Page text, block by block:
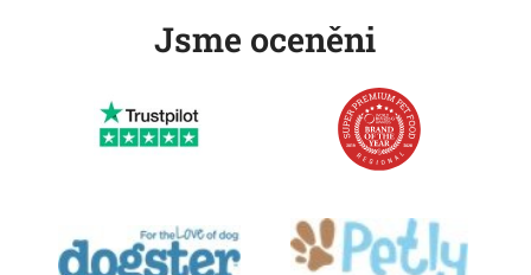
Jsme oceněni